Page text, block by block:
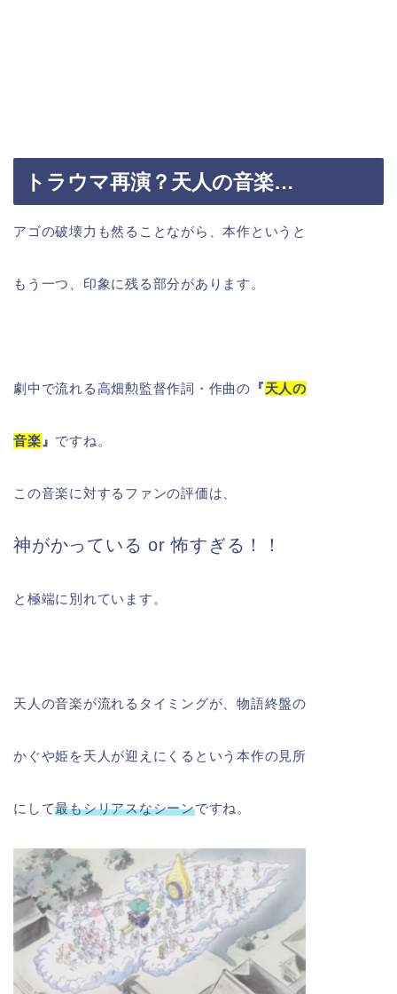
トラウマ再演？天人の音楽…
アゴの破壊力も然ることながら、本作というと
もう一つ、印象に残る部分があります。
劇中で流れる高畑勲監督作詞・作曲の 『天人の
音楽 』 ですね。
この音楽に対するファンの評価は、
神がかっている or 怖すぎる！！
と極端に別れています。
天人の音楽が流れるタイミングが、物語終盤の
かぐや姫を天人が迎えにくるという本作の見所
にして最もシリアスなシーンですね。